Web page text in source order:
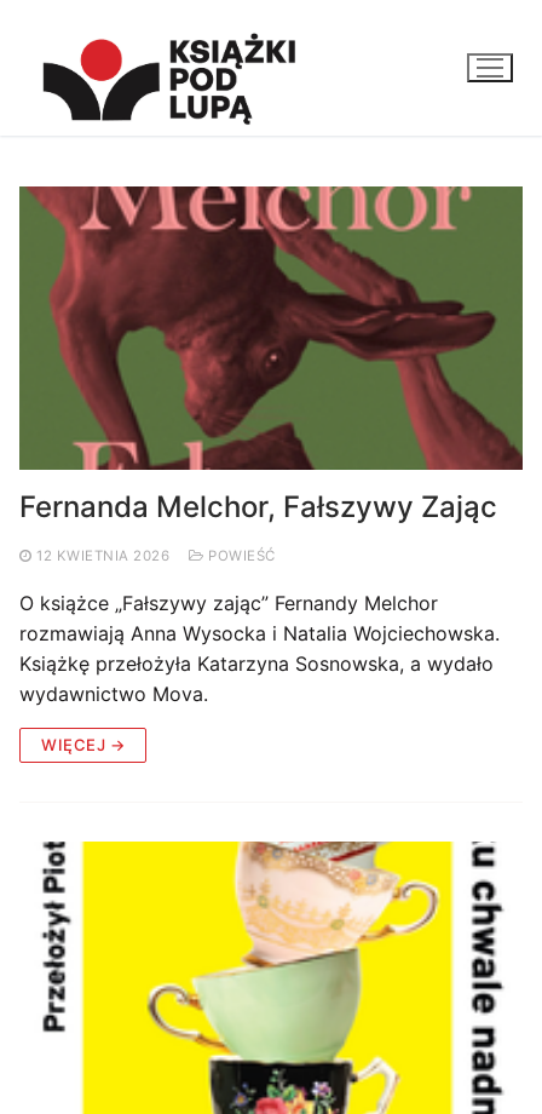
Fernanda Melchor, Fałszywy Zając
12 KWIETNIA 2026 POWIEŚĆ
O książce „Fałszywy zając” Fernandy Melchor
rozmawiają Anna Wysocka i Natalia Wojciechowska.
Książkę przełożyła Katarzyna Sosnowska, a wydało
wydawnictwo Mova.
WIĘCEJ →